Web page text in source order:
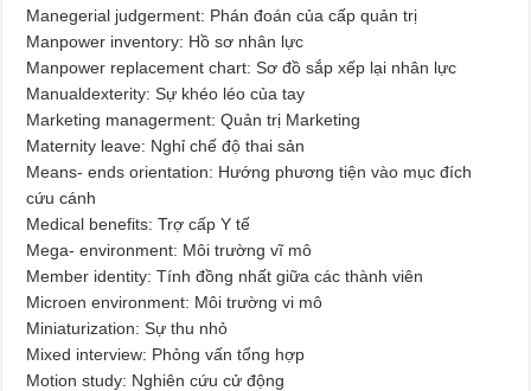
Manegerial judgerment: Phán đoán của cấp quản trị
Manpower inventory: Hồ sơ nhân lực
Manpower replacement chart: Sơ đồ sắp xếp lại nhân lực
Manualdexterity: Sự khéo léo của tay
Marketing managerment: Quản trị Marketing
Maternity leave: Nghỉ chế độ thai sản
Means- ends orientation: Hướng phương tiện vào mục đích
cứu cánh
Medical benefits: Trợ cấp Y tế
Mega- environment: Môi trường vĩ mô
Member identity: Tính đồng nhất giữa các thành viên
Microen environment: Môi trường vi mô
Miniaturization: Sự thu nhỏ
Mixed interview: Phỏng vấn tổng hợp
Motion study: Nghiên cứu cử động